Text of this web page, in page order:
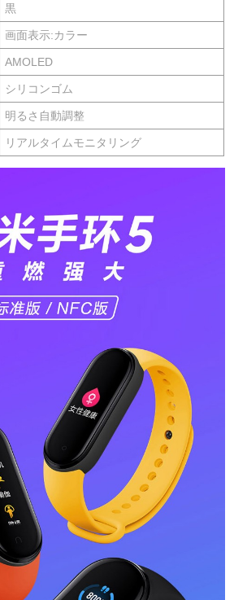
黒
画面表示:カラー
AMOLED
シリコンゴム
明るさ自動調整
リアルタイムモニタリング